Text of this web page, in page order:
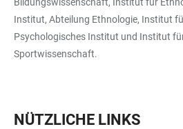
Institut, Abteilung Ethnologie, Institut
Psychologisches Institut und Institut
Sportwissenschaft.
NÜTZLICHE LINKS